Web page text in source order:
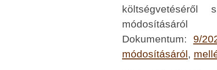
költségvetéséről
módosításáról
Dokumentum: 9/
módosításáról